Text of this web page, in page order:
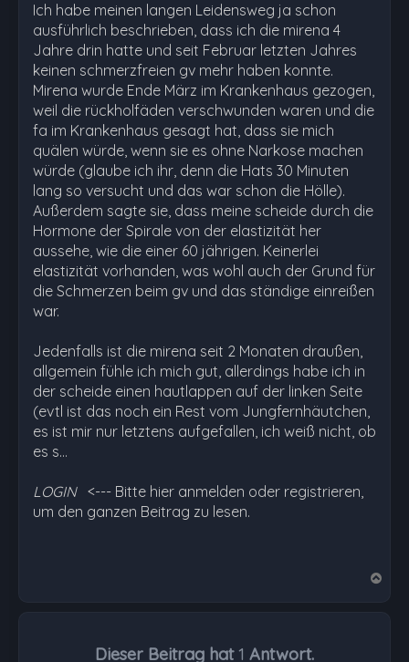
Ich habe meinen langen Leidensweg ja schon
ausführlich beschrieben, dass ich die mirena 4
Jahre drin hatte und seit Februar letzten Jahres
keinen schmerzfreien gv mehr haben konnte.
Mirena wurde Ende März im Krankenhaus gezogen,
weil die rückholfäden verschwunden waren und die
fa im Krankenhaus gesagt hat, dass sie mich
quälen würde, wenn sie es ohne Narkose machen
würde (glaube ich ihr, denn die Hats 30 Minuten
lang so versucht und das war schon die Hölle).
Außerdem sagte sie, dass meine scheide durch die
Hormone der Spirale von der elastizität her
aussehe, wie die einer 60 jährigen. Keinerlei
elastizität vorhanden, was wohl auch der Grund für
die Schmerzen beim gv und das ständige einreißen
war.
Jedenfalls ist die mirena seit 2 Monaten draußen,
allgemein fühle ich mich gut, allerdings habe ich in
der scheide einen hautlappen auf der linken Seite
(evtl ist das noch ein Rest vom Jungfernhäutchen,
es ist mir nur letztens aufgefallen, ich weiß nicht, ob
es s…
LOGIN <--- Bitte hier anmelden oder registrieren,
um den ganzen Beitrag zu lesen.
Dieser Beitrag hat 1 Antwort.